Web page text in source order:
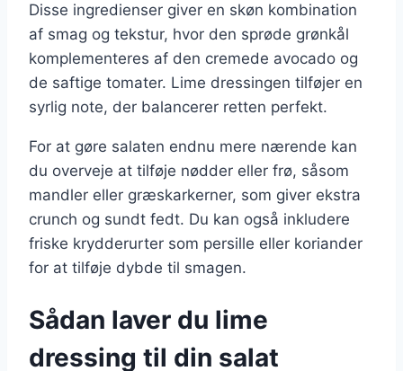
Disse ingredienser giver en skøn kombination
af smag og tekstur, hvor den sprøde grønkål
komplementeres af den cremede avocado og
de saftige tomater. Lime dressingen tilføjer en
syrlig note, der balancerer retten perfekt.
For at gøre salaten endnu mere nærende kan
du overveje at tilføje nødder eller frø, såsom
mandler eller græskarkerner, som giver ekstra
crunch og sundt fedt. Du kan også inkludere
friske krydderurter som persille eller koriander
for at tilføje dybde til smagen.
Sådan laver du lime
dressing til din salat